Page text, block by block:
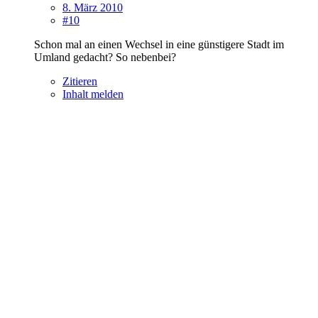
8. März 2010
#10
Schon mal an einen Wechsel in eine günstigere Stadt im
Umland gedacht? So nebenbei?
Zitieren
Inhalt melden